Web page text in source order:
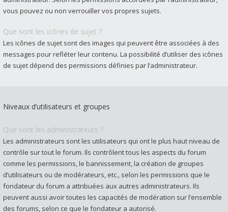
vous pouvez ou non verrouiller vos propres sujets.
Que sont les icônes de sujet ?
Les icônes de sujet sont des images qui peuvent être associées à des
messages pour refléter leur contenu. La possibilité d’utiliser des icônes
de sujet dépend des permissions définies par l’administrateur.
Niveaux d’utilisateurs et groupes
Que sont les administrateurs ?
Les administrateurs sont les utilisateurs qui ont le plus haut niveau de
contrôle sur tout le forum. Ils contrôlent tous les aspects du forum
comme les permissions, le bannissement, la création de groupes
d’utilisateurs ou de modérateurs, etc., selon les permissions que le
fondateur du forum a attribuées aux autres administrateurs. Ils
peuvent aussi avoir toutes les capacités de modération sur l’ensemble
des forums, selon ce que le fondateur a autorisé.